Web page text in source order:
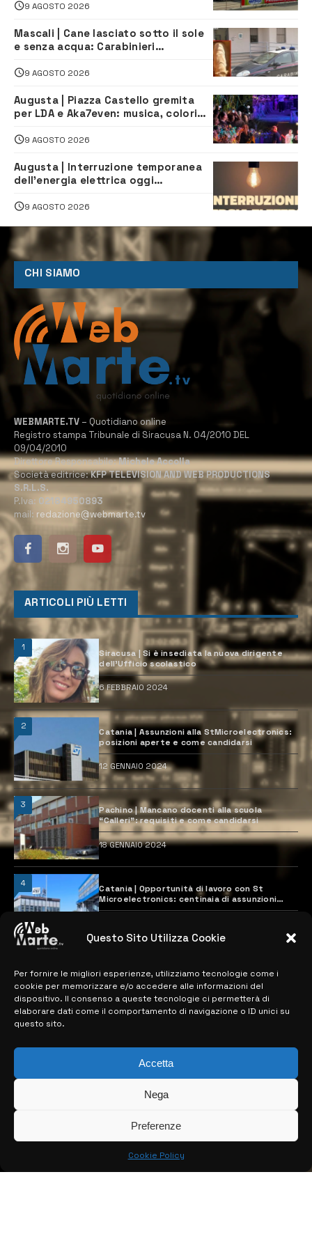
Questo Sito Utilizza Cookie
Per fornire le migliori esperienze, utilizziamo tecnologie come i
cookie per memorizzare e/o accedere alle informazioni del
dispositivo. Il consenso a queste tecnologie ci permetterà di
elaborare dati come il comportamento di navigazione o ID unici su
questo sito.
Accetta
Nega
Preferenze
Cookie Policy
9 AGOSTO 2026
Mascali | Cane lasciato sotto il sole
e senza acqua: Carabinieri
9 AGOSTO 2026
Augusta | Piazza Castello gremita
per LDA e Aka7even: musica, colori
9 AGOSTO 2026
Augusta | Interruzione temporanea
dell’energia elettrica oggi
lavori
9 AGOSTO 2026
CHI SIAMO
WEBMARTE.TV – Quotidiano online
Registro stampa Tribunale di Siracusa N. 04/2010 DEL
09/04/2010
Direttore Responsabile:Michele Accolla
Società editrice:KFP TELEVISION AND WEB PRODUCTIONS
S.R.L.S.
P.Iva: 02184950893
mail: redazione@webmarte.tv
ARTICOLI PIÙ LETTI
1
Siracusa | Si è insediata la nuova dirigente
dell’Ufficio scolastico
6 FEBBRAIO 2024
2
Catania | Assunzioni alla StMicroelectronics:
posizioni aperte e come candidarsi
12 GENNAIO 2024
3
Pachino | Mancano docenti alla scuola
“Calleri”: requisiti e come candidarsi
18 GENNAIO 2024
4
Catania | Opportunità di lavoro con St
Microelectronics: centinaia di assunzioni
previste
MAPPA DEL SITO
> NOTIZIE